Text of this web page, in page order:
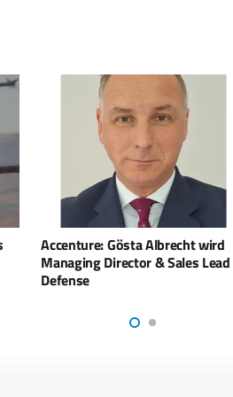
Neue Kooperation geschlossen –
GA-ASI & INTEC